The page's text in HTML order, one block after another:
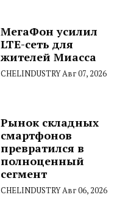
МегаФон усилил
LTE-сеть для
жителей Миасса
CHELINDUSTRYАвг 07, 2026
Рынок складных
смартфонов
превратился в
полноценный
сегмент
CHELINDUSTRYАвг 06, 2026